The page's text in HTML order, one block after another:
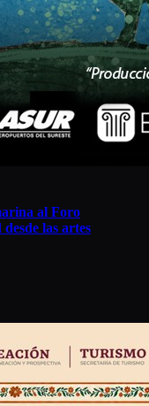
al Foro
las artes